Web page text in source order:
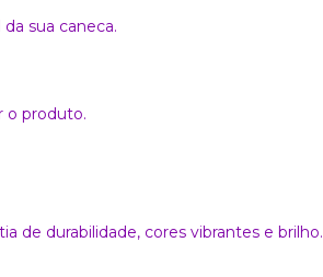
sua caneca.
o produto.
de durabilidade, cores vibrantes e brilho.